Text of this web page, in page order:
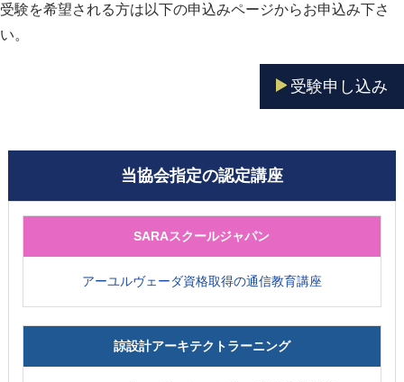
受験を希望される方は以下の申込みページからお申込み下さ
い。
受験申し込み
当協会指定の認定講座
SARAスクールジャパン
アーユルヴェーダ資格取得の通信教育講座
諒設計アーキテクトラーニング